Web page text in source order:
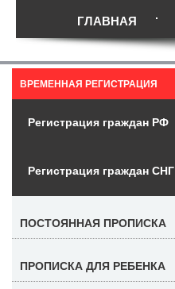
ГЛАВНАЯ
ВРЕМЕННАЯ РЕГИСТРАЦИЯ
Регистрация граждан РФ
Регистрация граждан СНГ
ПОСТОЯННАЯ ПРОПИСКА
ПРОПИСКА ДЛЯ РЕБЕНКА